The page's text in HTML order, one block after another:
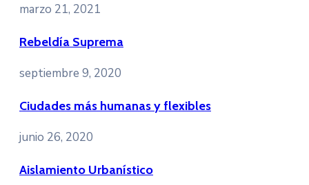
marzo 21, 2021
Rebeldía Suprema
septiembre 9, 2020
Ciudades más humanas y flexibles
junio 26, 2020
Aislamiento Urbanístico